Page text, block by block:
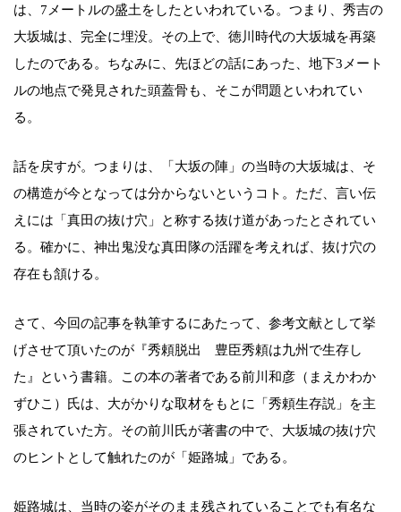
は、7メートルの盛土をしたといわれている。つまり、秀吉の
大坂城は、完全に埋没。その上で、徳川時代の大坂城を再築
したのである。ちなみに、先ほどの話にあった、地下3メート
ルの地点で発見された頭蓋骨も、そこが問題といわれてい
る。
話を戻すが。つまりは、「大坂の陣」の当時の大坂城は、そ
の構造が今となっては分からないというコト。ただ、言い伝
えには「真田の抜け穴」と称する抜け道があったとされてい
る。確かに、神出鬼没な真田隊の活躍を考えれば、抜け穴の
存在も頷ける。
さて、今回の記事を執筆するにあたって、参考文献として挙
げさせて頂いたのが『秀頼脱出 豊臣秀頼は九州で生存し
た』という書籍。この本の著者である前川和彦（まえかわか
ずひこ）氏は、大がかりな取材をもとに「秀頼生存説」を主
張されていた方。その前川氏が著書の中で、大坂城の抜け穴
のヒントとして触れたのが「姫路城」である。
姫路城は、当時の姿がそのまま残されていることでも有名な